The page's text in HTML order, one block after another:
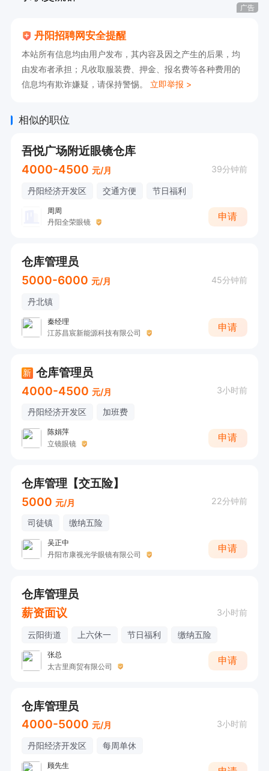
广告
丹阳招聘网安全提醒
本站所有信息均由用户发布，其内容及因之产生的后果，均
由发布者承担；凡收取服装费、押金、报名费等各种费用的
信息均有欺诈嫌疑，请保持警惕。 立即举报 >
相似的职位
吾悦广场附近眼镜仓库
4000-4500 元/月 39分钟前
丹阳经济开发区 交通方便 节日福利
周周
丹阳全荣眼镜
申请
仓库管理员
5000-6000 元/月 45分钟前
丹北镇
秦经理
江苏昌宸新能源科技有限公司
申请
新 仓库管理员
4000-4500 元/月 3小时前
丹阳经济开发区 加班费
陈娟萍
立镜眼镜
申请
仓库管理【交五险】
5000 元/月 22分钟前
司徒镇 缴纳五险
吴正中
丹阳市康视光学眼镜有限公司
申请
仓库管理员
薪资面议
3小时前
云阳街道 上六休一 节日福利 缴纳五险
张总
太古里商贸有限公司
申请
仓库管理员
4000-5000 元/月 3小时前
丹阳经济开发区 每周单休
顾先生